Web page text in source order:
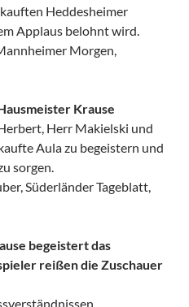
Heddesheimer
Applaus belohnt wird.
Morgen,
Krause
Herr Makielski und
Aula zu begeistern und
sorgen.
Süderländer Tageblatt,
begeistert das
reißen die Zuschauer